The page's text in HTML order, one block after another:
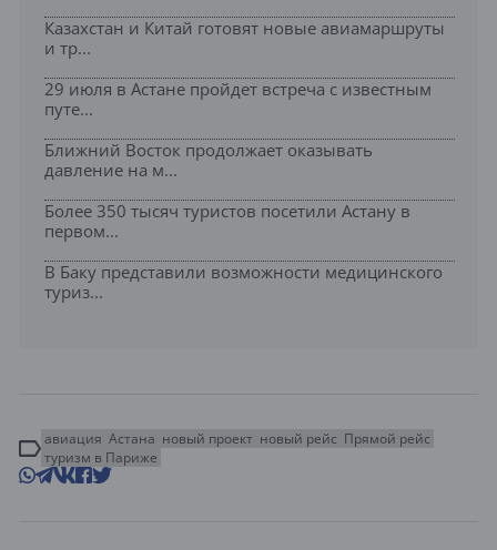
Казахстан и Китай готовят новые авиамаршруты
и тр...
29 июля в Астане пройдет встреча с известным
путе...
Ближний Восток продолжает оказывать
давление на м...
Более 350 тысяч туристов посетили Астану в
первом...
В Баку представили возможности медицинского
туриз...
авиация Астана новый проект новый рейс Прямой рейс
туризм в Париже